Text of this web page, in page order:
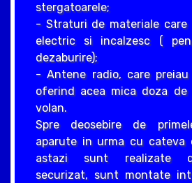
stergatoarele;
- Straturi de materiale
electric si incalzesc (
dezaburire);
- Antene radio, care preiau
oferind acea mica doza
volan.
Spre deosebire de
aparute in urma cu cateva
astazi sunt realizate
securizat, sunt montate